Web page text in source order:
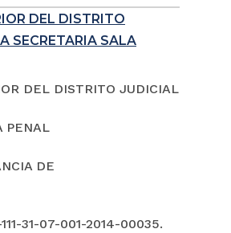
DEL DISTRITO
SECRETARIA SALA
DEL DISTRITO JUDICIAL
PENAL
DE
31-07-001-2014-00035.